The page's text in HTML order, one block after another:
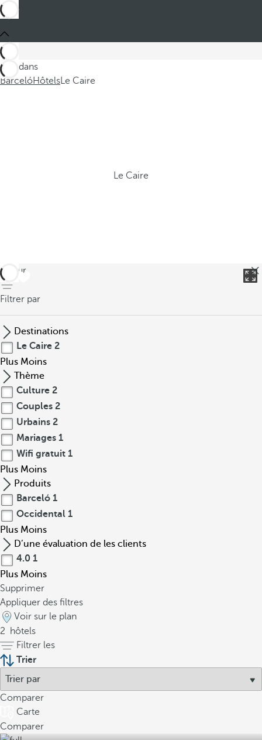
Ces dans
BarcelóHôtelsLe Caire
Le Caire
retour
Filtrer par
Destinations
Le Caire 2
Plus Moins
Thème
Culture 2
Couples 2
Urbains 2
Mariages 1
Wifi gratuit 1
Plus Moins
Produits
Barceló 1
Occidental 1
Plus Moins
D’une évaluation de les clients
4.0 1
Plus Moins
Supprimer
Appliquer des filtres
Voir sur le plan
2
hôtels
Filtrer les
Trier
Comparer
Carte
Comparer